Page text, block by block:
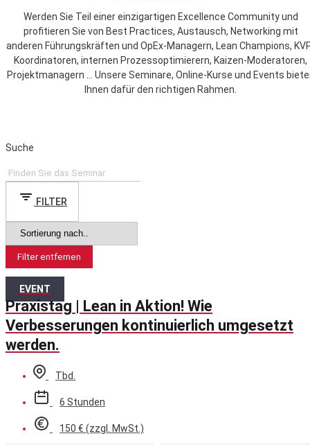
Werden Sie Teil einer einzigartigen Excellence Community und
profitieren Sie von Best Practices, Austausch, Networking mit
anderen Führungskräften und OpEx-Managern, Lean Champions,
Koordinatoren, internen Prozessoptimierern, Kaizen-Moderatoren,
Projektmanagern … Unsere Seminare, Online-Kurse und Events
Ihnen dafür den richtigen Rahmen.
Suche
FILTER
Filter entfernen
EVENT
Praxistag | Lean in Aktion! Wie
Verbesserungen kontinuierlich umgesetzt
werden.
Tbd.
6 Stunden
150 € (zzgl. MwSt.)